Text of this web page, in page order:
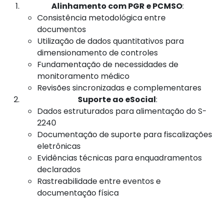
Alinhamento com PGR e PCMSO:
Consistência metodológica entre
documentos
Utilização de dados quantitativos para
dimensionamento de controles
Fundamentação de necessidades de
monitoramento médico
Revisões sincronizadas e complementares
Suporte ao eSocial:
Dados estruturados para alimentação do S-
2240
Documentação de suporte para fiscalizações
eletrônicas
Evidências técnicas para enquadramentos
declarados
Rastreabilidade entre eventos e
documentação física